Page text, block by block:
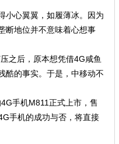
小心翼翼，如履薄冰。因为
断地位并不意味着心想事
之后，原本想凭借4G咸鱼
酷的事实。于是，中移动不
手机M811正式上市，售
手机的成功与否，将直接